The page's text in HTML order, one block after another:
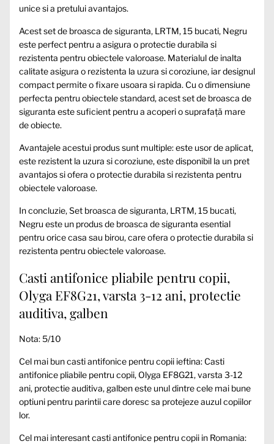
unice si a pretului avantajos.
Acest set de broasca de siguranta, LRTM, 15 bucati, Negru
este perfect pentru a asigura o protectie durabila si
rezistenta pentru obiectele valoroase. Materialul de inalta
calitate asigura o rezistenta la uzura si coroziune, iar designul
compact permite o fixare usoara si rapida. Cu o dimensiune
perfecta pentru obiectele standard, acest set de broasca de
siguranta este suficient pentru a acoperi o suprafață mare
de obiecte.
Avantajele acestui produs sunt multiple: este usor de aplicat,
este rezistent la uzura si coroziune, este disponibil la un pret
avantajos si ofera o protectie durabila si rezistenta pentru
obiectele valoroase.
In concluzie, Set broasca de siguranta, LRTM, 15 bucati,
Negru este un produs de broasca de siguranta esential
pentru orice casa sau birou, care ofera o protectie durabila si
rezistenta pentru obiectele valoroase.
Casti antifonice pliabile pentru copii,
Olyga EF8G21, varsta 3-12 ani, protectie
auditiva, galben
Nota: 5/10
Cel mai bun casti antifonice pentru copii ieftina: Casti
antifonice pliabile pentru copii, Olyga EF8G21, varsta 3-12
ani, protectie auditiva, galben este unul dintre cele mai bune
optiuni pentru parintii care doresc sa protejeze auzul copiilor
lor.
Cel mai interesant casti antifonice pentru copii in Romania: